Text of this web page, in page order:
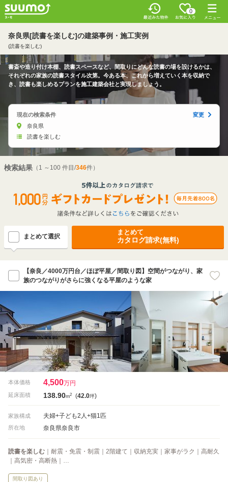
0
奈良県[読書を楽しむ]の建築事例・施工実例
(読書を楽しむ)
書斎や造り付け本棚、読書スペースなど、間取りにどんな読書の場を設けるかは、
それぞれの家族の読書スタイル次第。今ある本、これから増えていく本を収納で
き、読書も楽しめるプランを施工建築会社と実現しましょう。
現在の検索条件
変更
奈良県
読書を楽しむ
検索結果 （1 ～100 件目/346件）
まとめて選択
まとめて
カタログ請求(無料)
【奈良／4000万円台／ほぼ平屋／間取り図】空間がつながり、家
族のつながりがさらに強くなる平屋のような家
本体価格 4,500万円
延床面積 138.90m2 (42.0坪)
家族構成 夫婦+子ども2人+猫1匹
所在地 奈良県奈良市
読書を楽しむ ｜耐震・免震・制震｜2階建て｜収納充実｜家事がラク｜高耐久
｜高気密・高断熱｜…
間取り図あり